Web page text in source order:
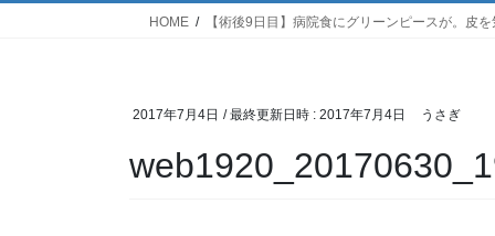
HOME 【術後9日目】病院食にグリーンピースが。皮
2017年7月4日 / 最終更新日時 : 2017年7月4日 うさぎ